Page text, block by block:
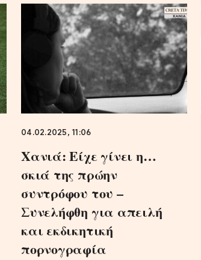
04.02.2025, 11:06
Χανιά: Είχε γίνει η…
σκιά της πρώην
συντρόφου του –
Συνελήφθη για απειλή
και εκδικητική
πορνογραφία